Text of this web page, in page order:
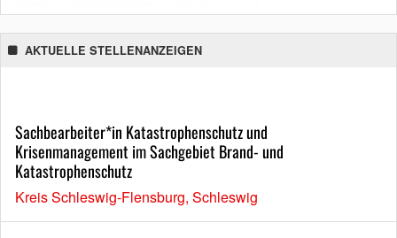
AKTUELLE STELLENANZEIGEN
Sachbearbeiter*in Katastrophenschutz und
Krisenmanagement im Sachgebiet Brand- und
Katastrophenschutz
Kreis Schleswig-Flensburg, Schleswig